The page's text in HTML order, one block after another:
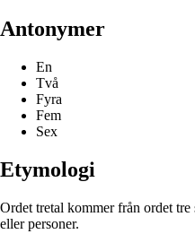
Antonymer
En
Två
Fyra
Fem
Sex
Etymologi
Ordet tretal kommer från ordet tre
eller personer.